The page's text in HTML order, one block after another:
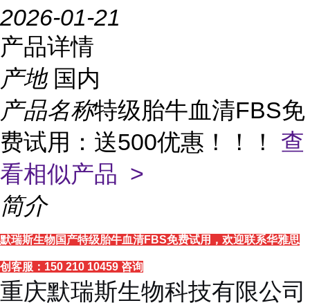
2026-01-21
产品详情
产地 国内
产品名称特级胎牛血清FBS免
费试用：送500优惠！！！ 查
看相似产品 >
简介
默瑞斯生物国产特级胎牛血清FBS免费试用 ，欢迎联系华雅思
创客服：150 210 10459 咨询
重庆默瑞斯生物科技有限公司